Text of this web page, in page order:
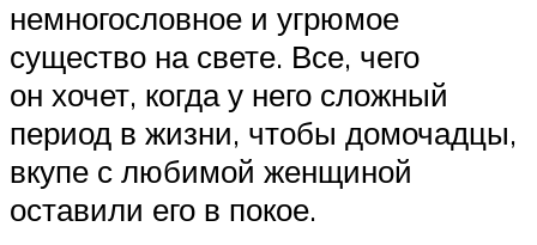
немногословное и угрюмое
существо на свете. Все, чего
он хочет, когда у него сложный
период в жизни, чтобы домочадцы,
вкупе с любимой женщиной
оставили его в покое.